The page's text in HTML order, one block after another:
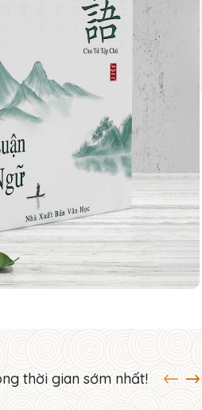
thời gian sớm nhất!